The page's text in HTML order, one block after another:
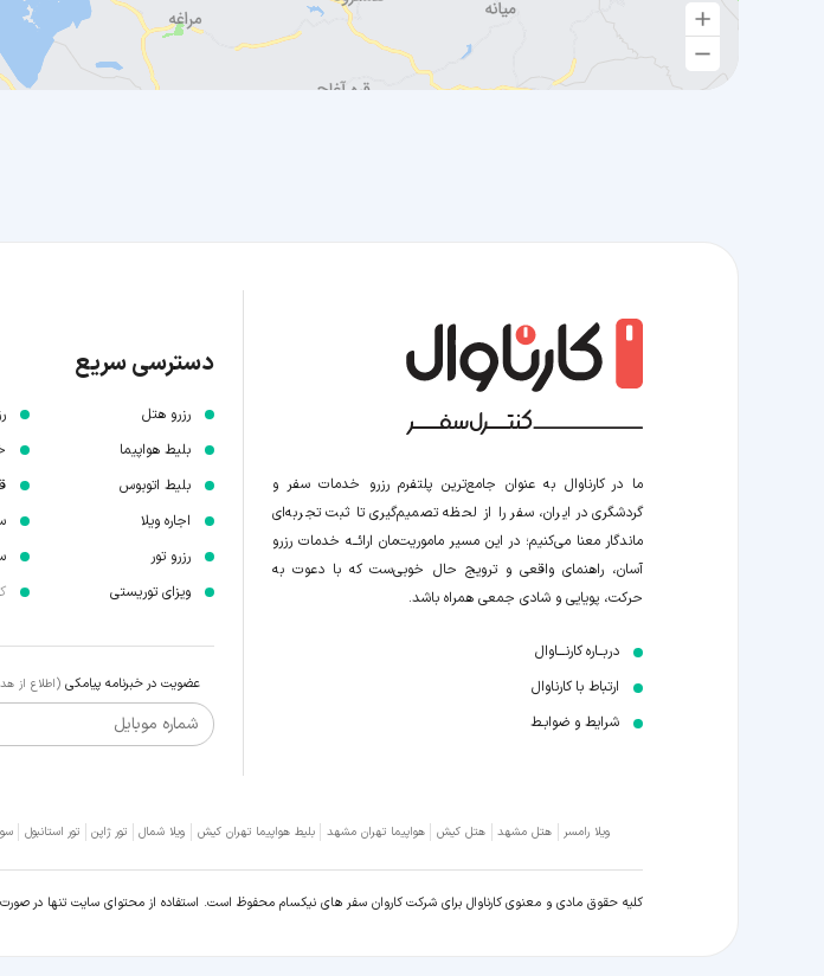
ما در کارناوال به عنوان جامع‌ترین پلتفرم رزرو خدمات سفر و
گردشگری در ایران، سفر را از لحظه‌ تصمیم‌گیری تا ثبت تجربه‌ای
ماندگار معنا می‌کنیم؛ در این مسیر‍ ماموریت‌مان اراﺋــﻪ خدمات رزرو
آسان، راهنمای واقعی و ترویج حال خوبی‌ست که با دعوت به
حرکت، پویایی و شادی جمعی همراه باشد.
دربــاره کارنـــاوال
ارتباط با کارناوال
شرایط و ضوابـط
دسترسی سریع
رزرو هتل
بلیط هواپیما
بلیط اتوبوس
اجاره ویلا
رزرو تور
ویزای توریستی
عضویت در خبرنامه پیامکی (اطلاع از
شماره موبایل
ویلا رامسر هتل مشهد هتل کیش هواپیما تهران مشهد بلیط هواپیما تهران کیش ویلا شمال تور ژاپن تور استانبول
کلیه حقوق مادی و معنوی کارناوال برای شرکت کاروان سفر های نیکسام محفوظ است. استفاده از محتوای سایت تنها در